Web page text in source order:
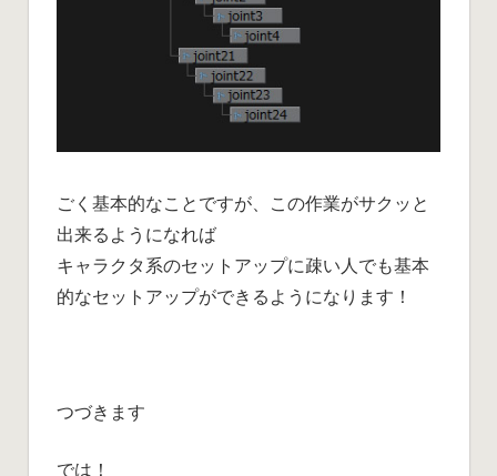
ごく基本的なことですが、この作業がサクッと
出来るようになれば
キャラクタ系のセットアップに疎い人でも基本
的なセットアップができるようになります！
つづきます
では！